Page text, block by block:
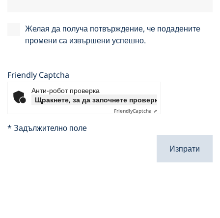
Желая да получа потвърждение, че подадените
промени са извършени успешно.
Friendly Captcha
Анти-робот проверка
Щракнете, за да започнете проверката
FriendlyCaptcha ⇗
* Задължително поле
Изпрати